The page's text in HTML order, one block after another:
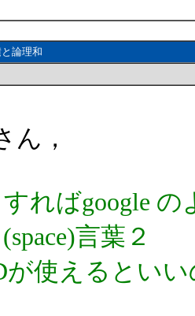
論理和
，
ればgoogle の
言葉２
が使えるとい